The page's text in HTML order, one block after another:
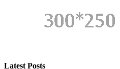
Latest Posts